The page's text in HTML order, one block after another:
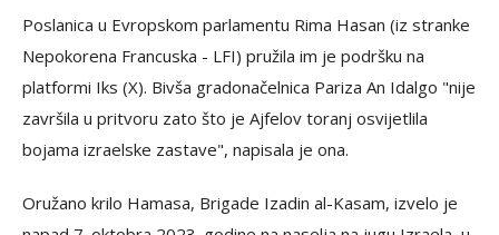
Poslanica u Evropskom parlamentu Rima Hasan (iz stranke
Nepokorena Francuska - LFI) pružila im je podršku na
platformi Iks (X). Bivša gradonačelnica Pariza An Idalgo "nije
završila u pritvoru zato što je Ajfelov toranj osvijetlila
bojama izraelske zastave", napisala je ona.
Oružano krilo Hamasa, Brigade Izadin al-Kasam, izvelo je